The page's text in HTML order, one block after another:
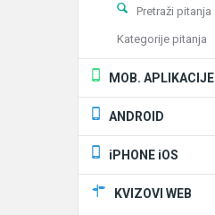
Pretraži pitanja
Kategorije pitanja
MOB. APLIKACIJE
ANDROID
iPHONE iOS
KVIZOVI WEB